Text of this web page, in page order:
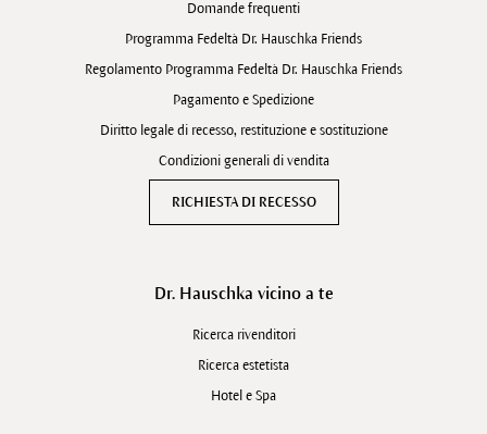
Domande frequenti
Programma Fedeltà Dr. Hauschka Friends
Regolamento Programma Fedeltà Dr. Hauschka Friends
Pagamento e Spedizione
Diritto legale di recesso, restituzione e sostituzione
Condizioni generali di vendita
RICHIESTA DI RECESSO
Dr. Hauschka vicino a te
Ricerca rivenditori
Ricerca estetista
Hotel e Spa